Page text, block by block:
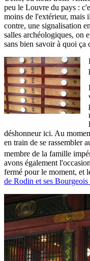
peu le Louvre du pays :
moins de l'extérieur, mais
contre, une signalisation
salles archéologiques, on
sans bien savoir à quoi ça
déshonneur ici. Au
en train de se rassembler
membre de la famille
avons également
fermé pour le moment, et
de Rodin et ses Bourgeois